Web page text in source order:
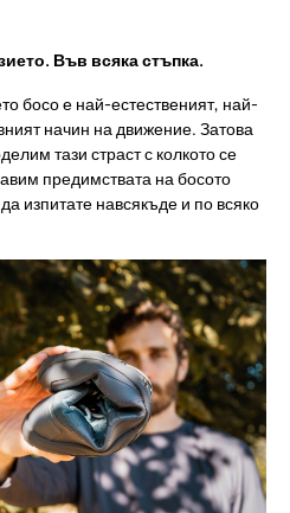
Във всяка стъпка.
босо е най-естественият, най-
начин на движение. Затова
тази страст с колкото се
предимствата на босото
изпитате навсякъде и по всяко